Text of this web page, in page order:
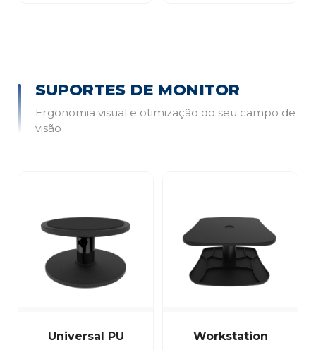
SUPORTES DE MONITOR
Ergonomia visual e otimização do seu campo de
visão
Universal PU Workstation